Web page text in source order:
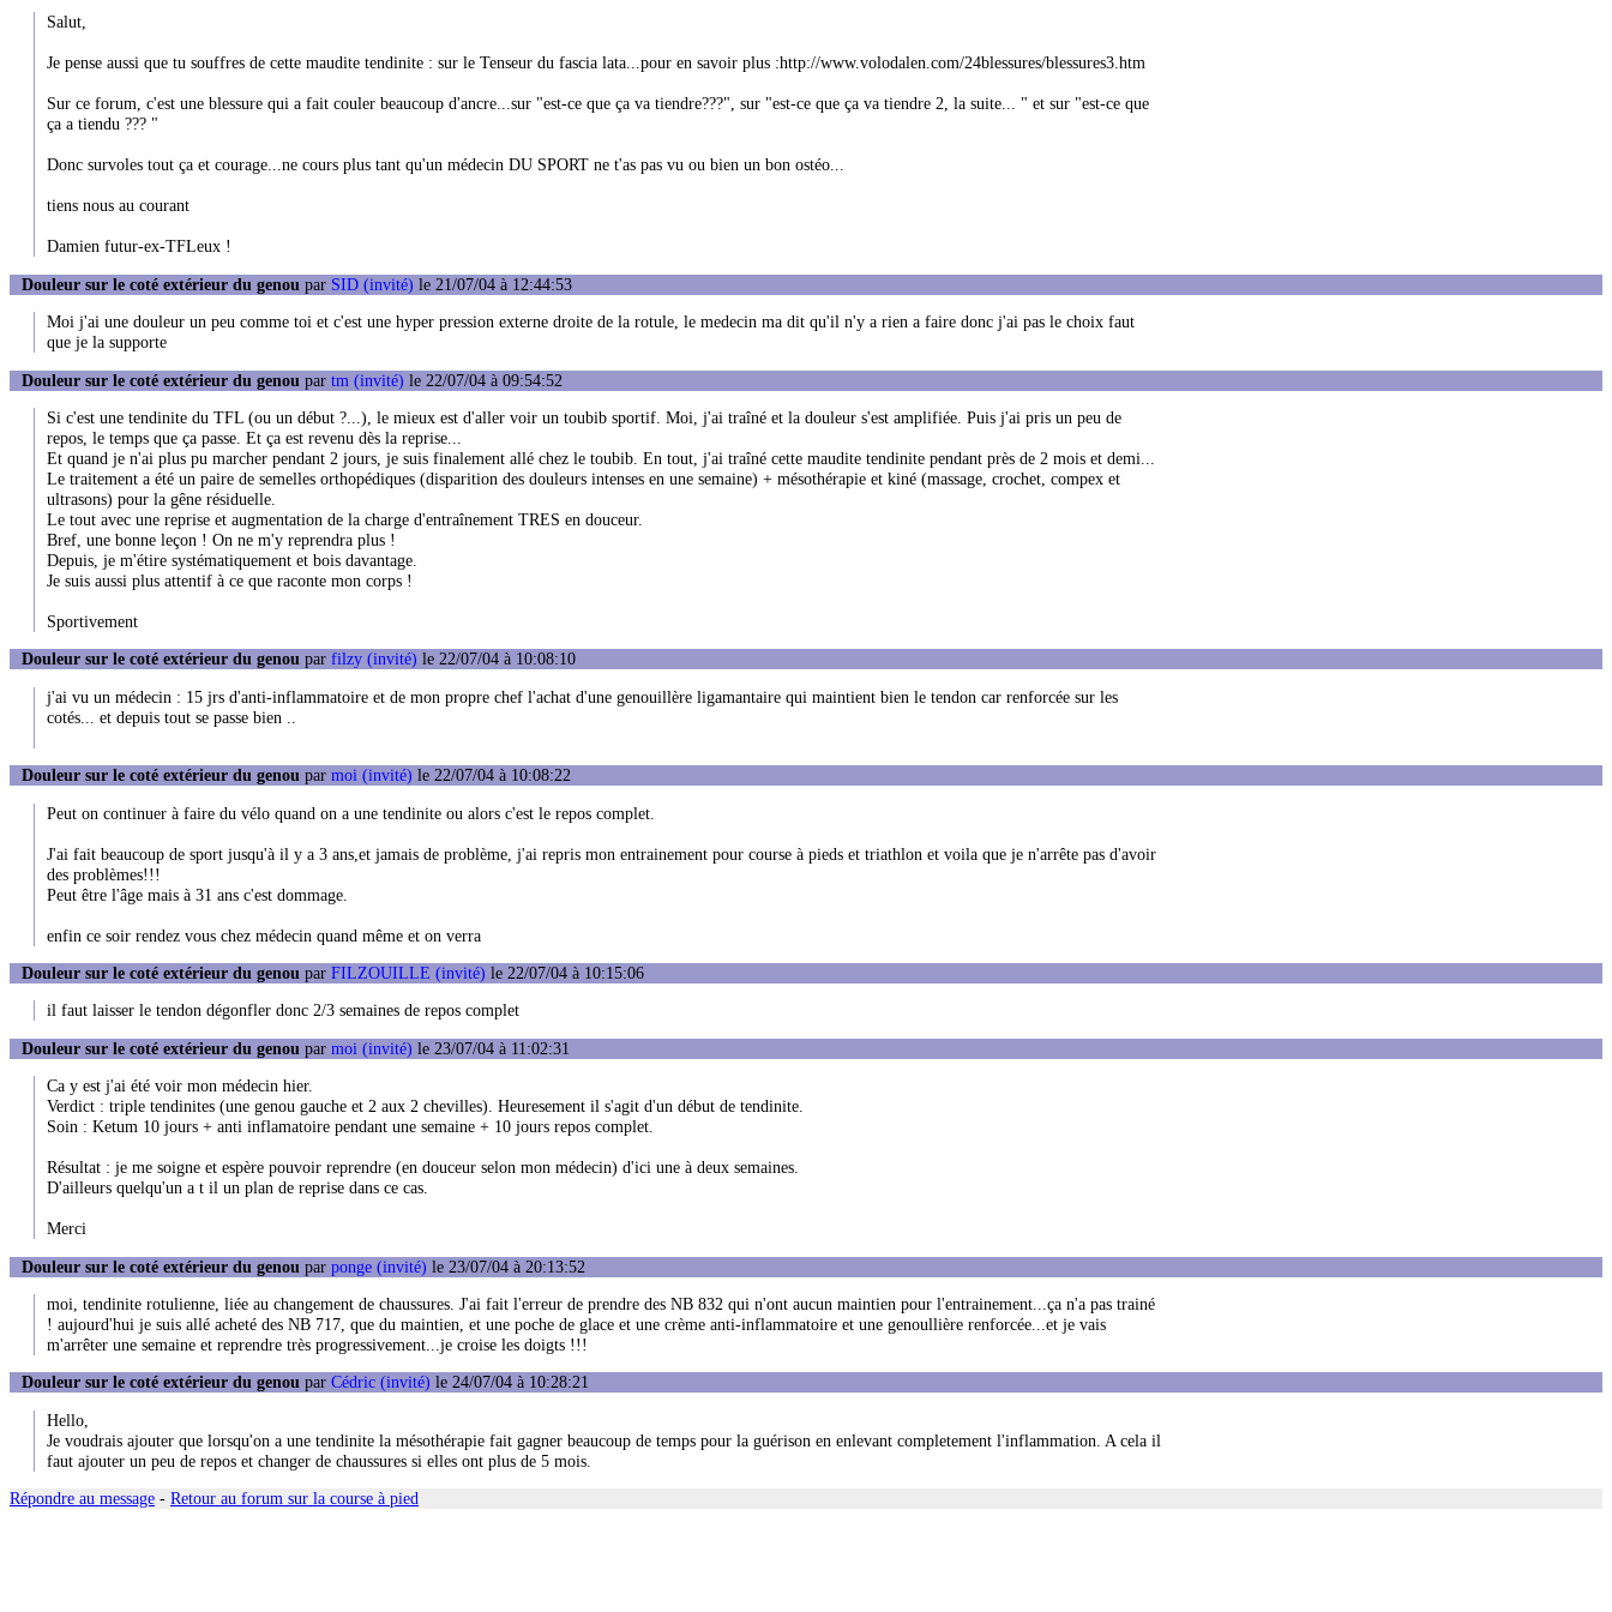
Salut,
Je pense aussi que tu souffres de cette maudite tendinite : sur le Tenseur du fascia lata...pour en savoir plus :http://www.volodalen.com/24blessures/blessures3.htm
Sur ce forum, c'est une blessure qui a fait couler beaucoup d'ancre...sur "est-ce que ça va tiendre???", sur "est-ce que ça va tiendre 2, la suite... " et sur "est-ce que
ça a tiendu ??? "
Donc survoles tout ça et courage...ne cours plus tant qu'un médecin DU SPORT ne t'as pas vu ou bien un bon ostéo...
tiens nous au courant
Damien futur-ex-TFLeux !
Douleur sur le coté extérieur du genou par SID (invité) le 21/07/04 à 12:44:53
Moi j'ai une douleur un peu comme toi et c'est une hyper pression externe droite de la rotule, le medecin ma dit qu'il n'y a rien a faire donc j'ai pas le choix faut
que je la supporte
Douleur sur le coté extérieur du genou par tm (invité) le 22/07/04 à 09:54:52
Si c'est une tendinite du TFL (ou un début ?...), le mieux est d'aller voir un toubib sportif. Moi, j'ai traîné et la douleur s'est amplifiée. Puis j'ai pris un peu de
repos, le temps que ça passe. Et ça est revenu dès la reprise...
Et quand je n'ai plus pu marcher pendant 2 jours, je suis finalement allé chez le toubib. En tout, j'ai traîné cette maudite tendinite pendant près de 2 mois et demi...
Le traitement a été un paire de semelles orthopédiques (disparition des douleurs intenses en une semaine) + mésothérapie et kiné (massage, crochet, compex et
ultrasons) pour la gêne résiduelle.
Le tout avec une reprise et augmentation de la charge d'entraînement TRES en douceur.
Bref, une bonne leçon ! On ne m'y reprendra plus !
Depuis, je m'étire systématiquement et bois davantage.
Je suis aussi plus attentif à ce que raconte mon corps !
Sportivement
Douleur sur le coté extérieur du genou par filzy (invité) le 22/07/04 à 10:08:10
j'ai vu un médecin : 15 jrs d'anti-inflammatoire et de mon propre chef l'achat d'une genouillère ligamantaire qui maintient bien le tendon car renforcée sur les
cotés... et depuis tout se passe bien ..
Douleur sur le coté extérieur du genou par moi (invité) le 22/07/04 à 10:08:22
Peut on continuer à faire du vélo quand on a une tendinite ou alors c'est le repos complet.
J'ai fait beaucoup de sport jusqu'à il y a 3 ans,et jamais de problème, j'ai repris mon entrainement pour course à pieds et triathlon et voila que je n'arrête pas d'avoir
des problèmes!!!
Peut être l'âge mais à 31 ans c'est dommage.
enfin ce soir rendez vous chez médecin quand même et on verra
Douleur sur le coté extérieur du genou par FILZOUILLE (invité) le 22/07/04 à 10:15:06
il faut laisser le tendon dégonfler donc 2/3 semaines de repos complet
Douleur sur le coté extérieur du genou par moi (invité) le 23/07/04 à 11:02:31
Ca y est j'ai été voir mon médecin hier.
Verdict : triple tendinites (une genou gauche et 2 aux 2 chevilles). Heuresement il s'agit d'un début de tendinite.
Soin : Ketum 10 jours + anti inflamatoire pendant une semaine + 10 jours repos complet.
Résultat : je me soigne et espère pouvoir reprendre (en douceur selon mon médecin) d'ici une à deux semaines.
D'ailleurs quelqu'un a t il un plan de reprise dans ce cas.
Merci
Douleur sur le coté extérieur du genou par ponge (invité) le 23/07/04 à 20:13:52
moi, tendinite rotulienne, liée au changement de chaussures. J'ai fait l'erreur de prendre des NB 832 qui n'ont aucun maintien pour l'entrainement...ça n'a pas trainé
! aujourd'hui je suis allé acheté des NB 717, que du maintien, et une poche de glace et une crème anti-inflammatoire et une genoullière renforcée...et je vais
m'arrêter une semaine et reprendre très progressivement...je croise les doigts !!!
Douleur sur le coté extérieur du genou par Cédric (invité) le 24/07/04 à 10:28:21
Hello,
Je voudrais ajouter que lorsqu'on a une tendinite la mésothérapie fait gagner beaucoup de temps pour la guérison en enlevant completement l'inflammation. A cela il
faut ajouter un peu de repos et changer de chaussures si elles ont plus de 5 mois.
Répondre au message - Retour au forum sur la course à pied